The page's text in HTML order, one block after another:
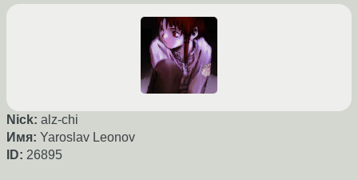
Nick: alz-chi
Имя: Yaroslav Leonov
ID: 26895